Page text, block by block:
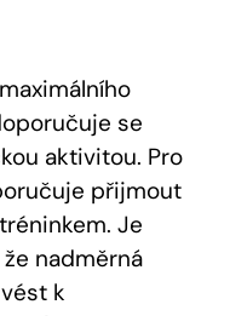
se⁣
aktivitou. Pro
přijmout
Je
nadměrná
k